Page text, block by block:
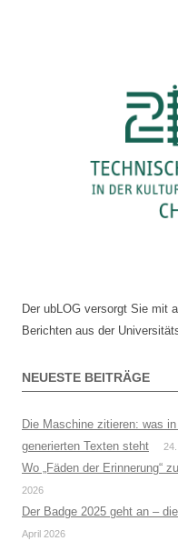
Der ubLOG versorgt Sie mit
Berichten aus der
NEUESTE BEITRÄGE
Die Maschine zitieren: was
generierten Texten steht
Wo „Fäden der Erinnerung“
2026
Der Badge 2025 geht an –
April 2026